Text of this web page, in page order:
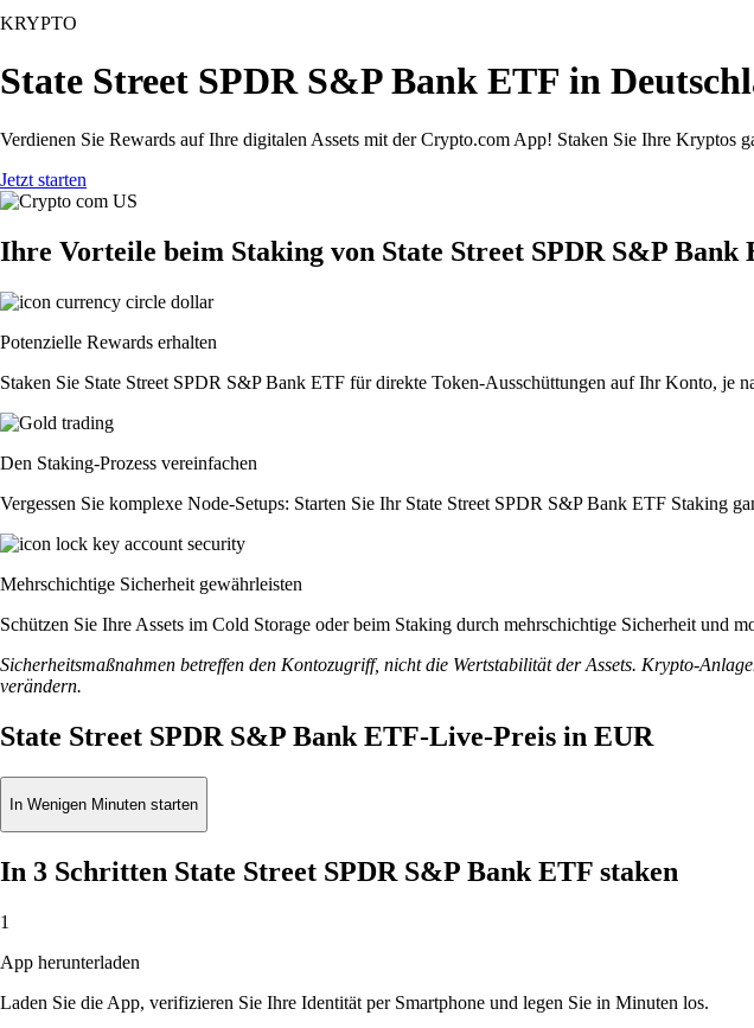
KRYPTO
State Street SPDR S&P Bank ETF in
Verdienen Sie Rewards auf Ihre digitalen Assets mit der Crypto.com App! Staken Sie Ihre Kryptos
Jetzt starten
Ihre Vorteile beim Staking von State Street SPDR S&P Bank
Potenzielle Rewards erhalten
Staken Sie State Street SPDR S&P Bank ETF für direkte Token-Ausschüttungen auf Ihr Konto, je
Den Staking-Prozess vereinfachen
Vergessen Sie komplexe Node-Setups: Starten Sie Ihr State Street SPDR S&P Bank ETF Staking
Mehrschichtige Sicherheit gewährleisten
Schützen Sie Ihre Assets im Cold Storage oder beim Staking durch mehrschichtige Sicherheit und
Sicherheitsmaßnahmen betreffen den Kontozugriff, nicht die Wertstabilität der Assets. Krypto-
verändern.
State Street SPDR S&P Bank ETF-Live-Preis in EUR
In Wenigen Minuten starten
In 3 Schritten State Street SPDR S&P Bank ETF staken
1
App herunterladen
Laden Sie die App, verifizieren Sie Ihre Identität per Smartphone und legen Sie in Minuten los.